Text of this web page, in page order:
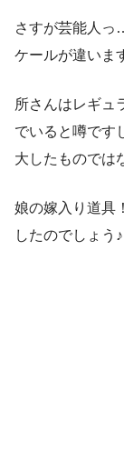
さすが芸能人っ
ケールが違いま
所さんはレギュ
でいると噂です
大したものでは
娘の嫁入り道具
したのでしょう♪